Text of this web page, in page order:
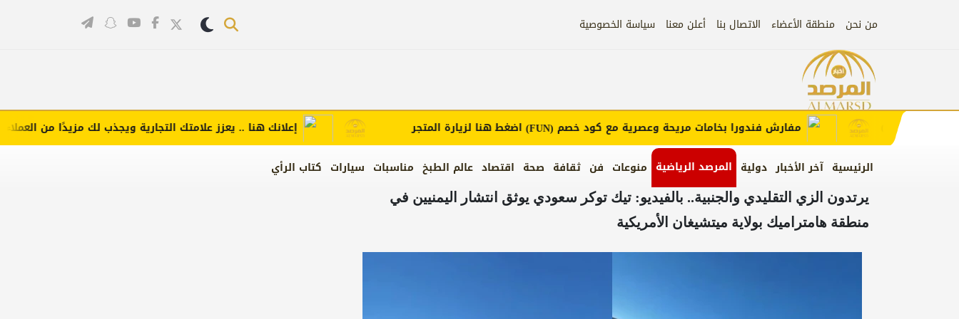
من نحن منطقة الأعضاء الاتصال بنا أعلن معنا سياسة الخصوصية
الرئيسية آخر الأخبار دولية المرصد الرياضية منوعات فن ثقافة صحة اقتصاد عالم الطبخ مناسبات سيارات كتاب الرأي
إعلانك هنا .. يعزز علامتك التجارية ويجذب لك مزيدًا من العملاء مفارش فندورا بخامات مريحة وعصرية مع كود خصم (FUN)اضغط هنا لزيارة المتجر
يرتدون الزي التقليدي والجنبية.. بالفيديو: تيك توكر سعودي يوثق انتشار اليمنيين في
منطقة هامتراميك بولاية ميتشيغان الأمريكية